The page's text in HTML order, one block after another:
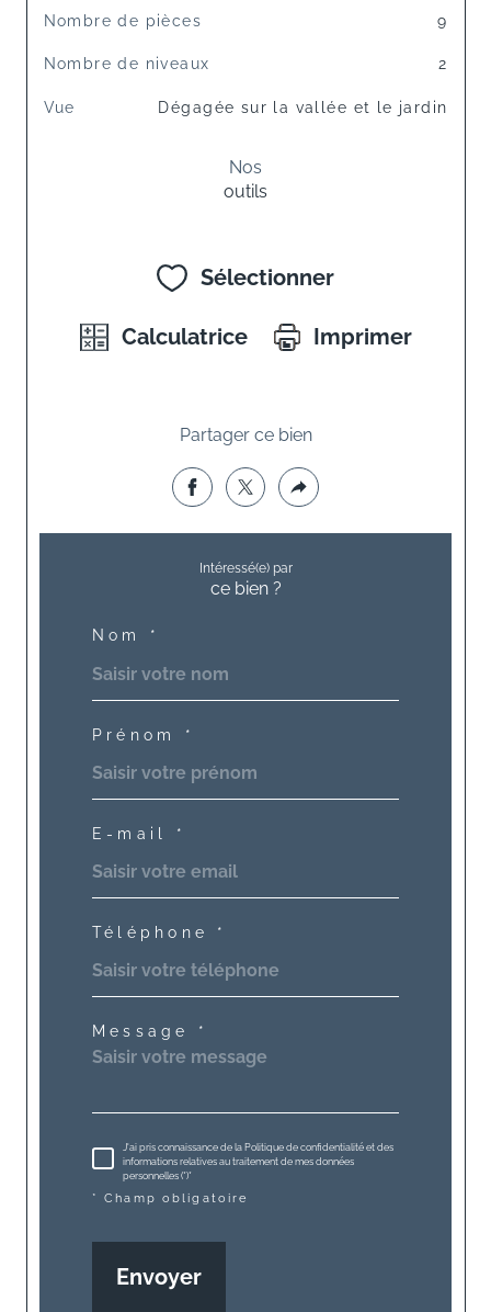
Nombre de pièces 9
Nombre de niveaux 2
Vue Dégagée sur la vallée et le jardin
Nos
outils
Sélectionner
Calculatrice Imprimer
Partager ce bien
Intéressé(e) par
ce bien ?
Nom *
Prénom *
E-mail *
Téléphone *
Message *
J'ai pris connaissance de la Politique de confidentialité et des
informations relatives au traitement de mes données
personnelles (*)*
* Champ obligatoire
Envoyer